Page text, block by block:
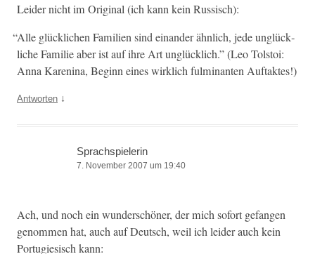
Lei­der nicht im Orig­i­nal (ich kann kein Russisch):
“Alle glück­lichen Fam­i­lien sind einan­der ähn­lich, jede unglück­
liche Fam­i­lie aber ist auf ihre Art unglück­lich.” (Leo Tol­stoi:
Anna Karen­i­na, Beginn eines wirk­lich ful­mi­nan­ten Auftaktes!)
Antworten ↓
Sprachspielerin
7. November 2007 um 19:40
Ach, und noch ein wun­der­schön­er, der mich sofort gefan­gen
genom­men hat, auch auf Deutsch, weil ich lei­der auch kein
Por­tugiesisch kann: